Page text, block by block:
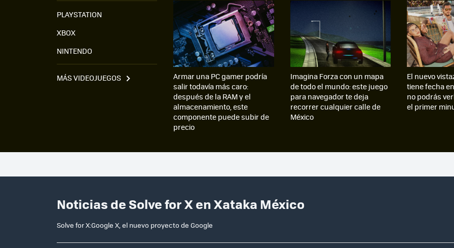
PLAYSTATION
XBOX
NINTENDO
MÁS VIDEOJUEGOS
Armar una PC gamer podría
salir todavía más caro:
después de la RAM y el
almacenamiento, este
componente puede subir de
precio
Imagina Forza con un mapa
de todo el mundo: este juego
para navegador te deja
recorrer cualquier calle de
México
El nuevo
tiene fecha
no podrás
el primer
Noticias de Solve for X en Xataka México
Solve for X:Google X, el nuevo proyecto de Google